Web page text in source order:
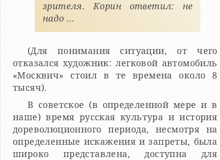
зрителя. Корин ответил: не
надо …
(Для понимания ситуации, от чего
отказался художник: легковой автомобиль
«Москвич» стоил в те времена около 8
тысяч).
В советское (в определенной мере и в
наше) время русская культура и история
дореволюционного периода, несмотря на
определенные искажения и запреты, была
широко представлена, доступна для